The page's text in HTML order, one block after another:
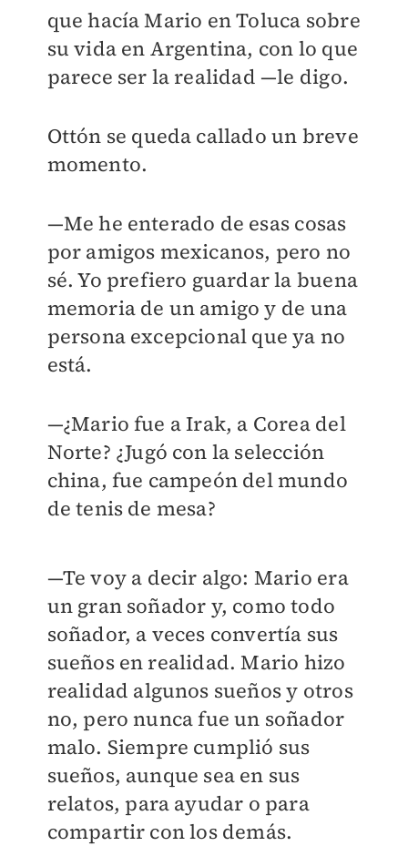
que hacía Mario en Toluca sobre
su vida en Argentina, con lo que
parece ser la realidad —le digo.
Ottón se queda callado un breve
momento.
—Me he enterado de esas cosas
por amigos mexicanos, pero no
sé. Yo prefiero guardar la buena
memoria de un amigo y de una
persona excepcional que ya no
está.
—¿Mario fue a Irak, a Corea del
Norte? ¿Jugó con la selección
china, fue campeón del mundo
de tenis de mesa?
—Te voy a decir algo: Mario era
un gran soñador y, como todo
soñador, a veces convertía sus
sueños en realidad. Mario hizo
realidad algunos sueños y otros
no, pero nunca fue un soñador
malo. Siempre cumplió sus
sueños, aunque sea en sus
relatos, para ayudar o para
compartir con los demás.